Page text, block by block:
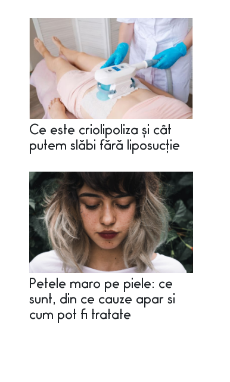
Ce este criolipoliza și cât
putem slăbi fără liposucție
Petele maro pe piele: ce
sunt, din ce cauze apar si
cum pot fi tratate